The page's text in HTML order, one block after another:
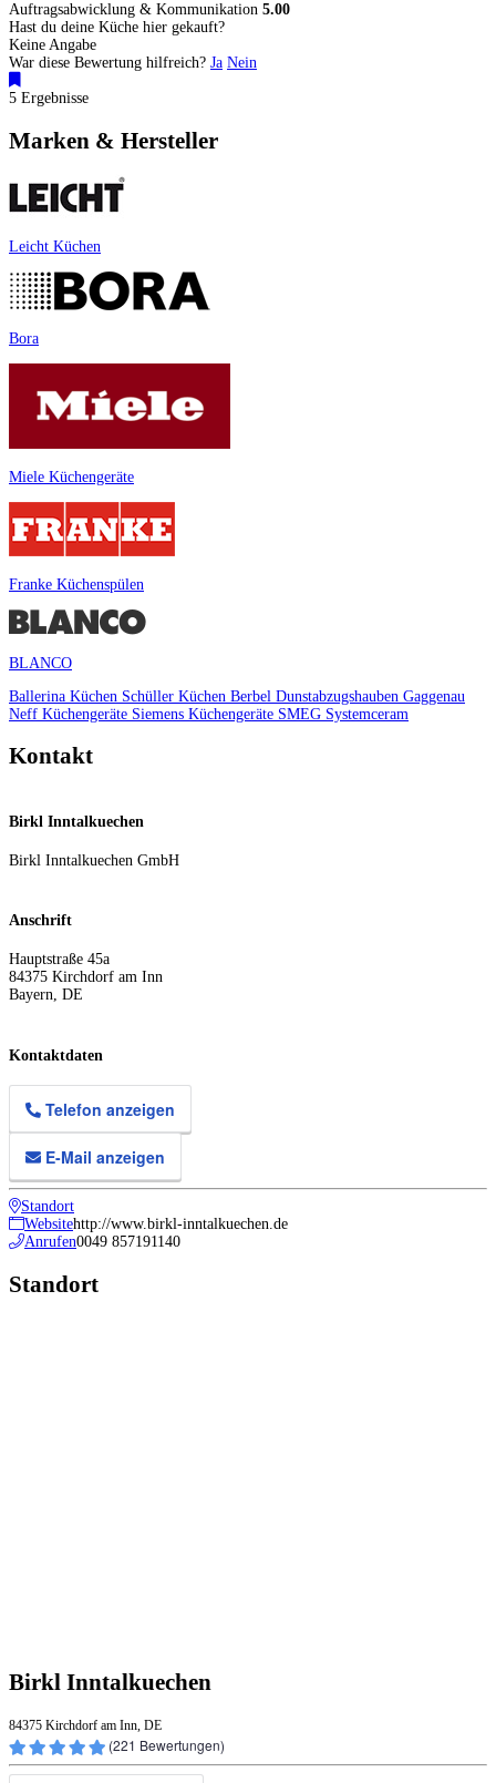
Auftragsabwicklung & Kommunikation 5.00
Hast du deine Küche hier gekauft?
Keine Angabe
War diese Bewertung hilfreich? Ja Nein
5 Ergebnisse
Marken & Hersteller
Leicht Küchen
Bora
Miele Küchengeräte
Franke Küchenspülen
BLANCO
Ballerina Küchen Schüller Küchen Berbel Dunstabzugshauben Gaggenau
Neff Küchengeräte Siemens Küchengeräte SMEG Systemceram
Kontakt
Birkl Inntalkuechen
Birkl Inntalkuechen GmbH
Anschrift
Hauptstraße 45a
84375 Kirchdorf am Inn
Bayern DE
Kontaktdaten
Telefon anzeigen
E-Mail anzeigen
Standort
Websitehttp://www.birkl-inntalkuechen.de
Anrufen0049 857191140
Standort
Birkl Inntalkuechen
84375 Kirchdorf am Inn, DE
(221 Bewertungen)